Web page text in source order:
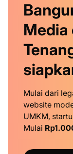
Media
Mulai dari
website
UMKM,
Mulai